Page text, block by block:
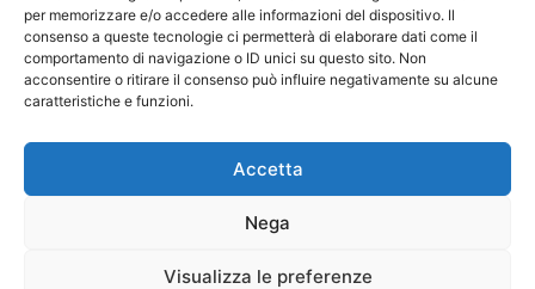
per memorizzare e/o accedere alle informazioni del dispositivo. Il
consenso a queste tecnologie ci permetterà di elaborare dati come il
comportamento di navigazione o ID unici su questo sito. Non
acconsentire o ritirare il consenso può influire negativamente su alcune
caratteristiche e funzioni.
Accetta
Nega
Visualizza le preferenze
Contatti Cookie Policy Privacy Policy